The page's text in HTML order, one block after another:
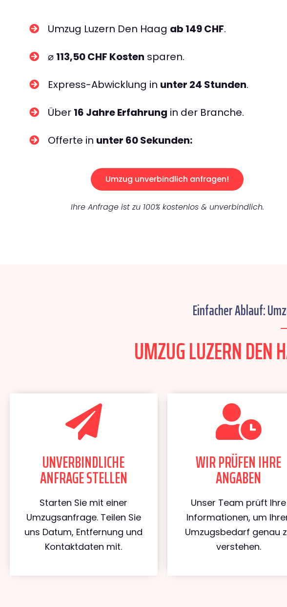
Umzug Luzern Den Haag ab 149 CHF.
⌀ 113,50 CHF Kosten sparen.
Express-Abwicklung in unter 24 Stunden.
Über 16 Jahre Erfahrung in der Branche.
Offerte in unter 60 Sekunden:
Umzug unverbindlich anfragen!
Ihre Anfrage ist zu 100% kostenlos & unverbindlich.
Einfacher Ablauf:
UMZUG LUZERN DEN
UNVERBINDLICHE
ANFRAGE STELLEN
Starten Sie mit einer
Umzugsanfrage. Teilen Sie
uns Datum, Entfernung und
Kontaktdaten mit.
WIR PRÜFEN IHRE
ANGABEN
Unser Team prüft Ihre
Informationen, um
Umzugsbedarf genau
verstehen.